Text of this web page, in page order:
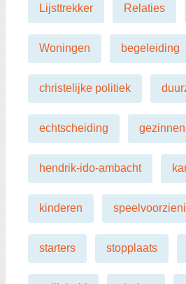
Lijsttrekker Relaties
Woningen begeleiding
christelijke politiek
echtscheiding gezinnen
hendrik-ido-ambacht
kinderen
starters stopplaats